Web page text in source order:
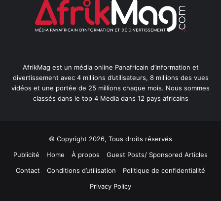
AfrikMag est un média online Panafricain d’information et
divertissement avec 4 millions d’utilisateurs, 8 millions des vues
vidéos et une portée de 25 millions chaque mois. Nous sommes
classés dans le top 4 Media dans 12 pays africains
© Copyright 2026, Tous droits réservés
Publicité
Home À propos
Guest Posts/ Sponsored Articles
Contact
Conditions d’utilisation
Politique de confidentialité
Privacy Policy